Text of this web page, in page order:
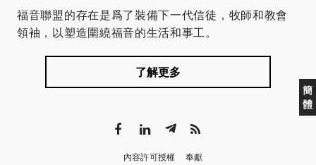
簡
體
福音聯盟的存在是爲了裝備下一代信徒，牧師和教會
領袖，以塑造圍繞福音的生活和事工。
了解更多
內容許可授權 奉獻